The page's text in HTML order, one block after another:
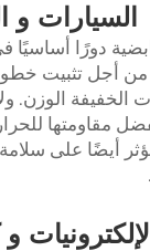
السيارات و
دورًا أساسيًا
من أجل تثبيت
الخفيفة الوزن.
مقاومتها
أيضًا على
الإلكترونيات و